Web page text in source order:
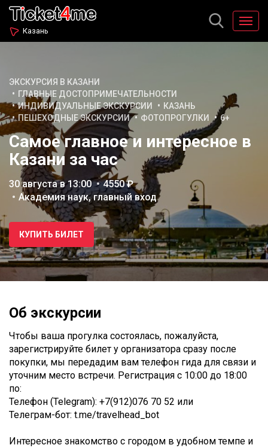
Казань
ЭКСКУРСИЯ В КАЗАНИ
ГЛАВНЫЕ ДОСТОПРИМЕЧАТЕЛЬНОСТИ
ИНДИВИДУАЛЬНЫЕ ЭКСКУРСИИ
КАЗАНЬ
ПЕШЕХОДНЫЕ ЭКСКУРСИИ
ФОТОПРОГУЛКИ 6+
Самое главное и интересное в
Казани за час
30 августа в 13:00
4550 ₽
Академия наук, главный вход
КУПИТЬ БИЛЕТ
Об экскурсии
Чтобы ваша прогулка состоялась, пожалуйста,
зарегистрируйте билет у организатора сразу после
покупки, мы передадим вам телефон гида для связи и
уточним место встречи. Регистрация с 10:00 до 18:00
по:
Телефон (Telegram): +7(912)076 70 52 или
Телеграм-бот: t.me/travelhead_bot
Интересное знакомство с городом в удобном темпе и